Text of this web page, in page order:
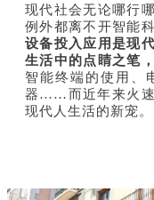
现代社会无论哪行
例外都离不开智能
设备投入应用是现
生活中的点睛之笔
智能终端的使用、
器……而近年来火速
现代人生活的新宠。